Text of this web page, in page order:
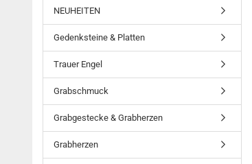
NEUHEITEN
Gedenksteine & Platten
Trauer Engel
Grabschmuck
Grabgestecke & Grabherzen
Grabherzen